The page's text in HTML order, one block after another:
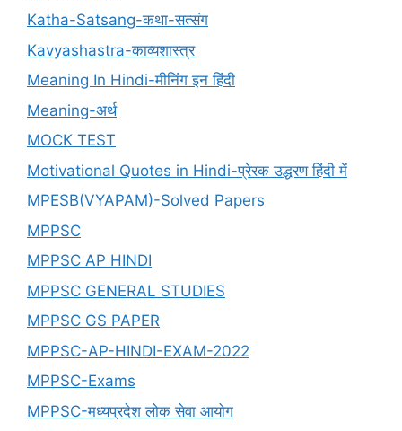
Katha-Satsang-कथा-सत्संग
Kavyashastra-काव्यशास्त्र
Meaning In Hindi-मीनिंग इन हिंदी
Meaning-अर्थ
MOCK TEST
Motivational Quotes in Hindi-प्रेरक उद्धरण हिंदी में
MPESB(VYAPAM)-Solved Papers
MPPSC
MPPSC AP HINDI
MPPSC GENERAL STUDIES
MPPSC GS PAPER
MPPSC-AP-HINDI-EXAM-2022
MPPSC-Exams
MPPSC-मध्यप्रदेश लोक सेवा आयोग